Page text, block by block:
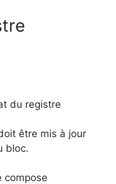
du registre
être mis à jour
bloc.
compose